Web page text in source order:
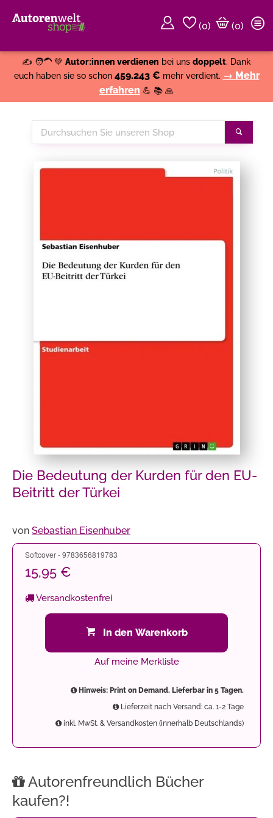
(0)
(0)
✍️ 🧑‍🦱 💚 Autor:innen verdienen bei uns doppelt. Dank
euch haben sie so schon 459.243 € mehr verdient. → Mehr
erfahren 💪 📚 🙏
Durchsuchen
Sie
Shop
Die Bedeutung der Kurden für den EU-
Beitritt der Türkei
von Sebastian Eisenhuber
Softcover - 9783656819783
15,95 €
Versandkostenfrei
In den Warenkorb
Auf meine Merkliste
Hinweis: Print on Demand. Lieferbar in 5 Tagen.
Lieferzeit nach Versand: ca. 1-2 Tage
inkl. MwSt. & Versandkosten (innerhalb Deutschlands)
Autorenfreundlich Bücher
kaufen?!